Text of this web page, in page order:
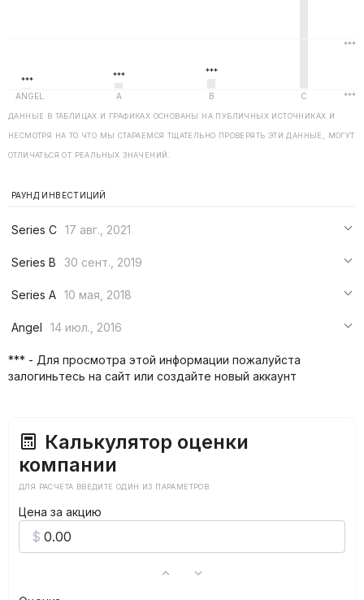
ДАННЫЕ В ТАБЛИЦАХ И ГРАФИКАХ ОСНОВАНЫ НА ПУБЛИЧНЫХ ИСТОЧНИКАХ И
НЕСМОТРЯ НА ТО ЧТО МЫ СТАРАЕМСЯ ТЩАТЕЛЬНО ПРОВЕРЯТЬ ЭТИ ДАННЫЕ, МОГУТ
ОТЛИЧАТЬСЯ ОТ РЕАЛЬНЫХ ЗНАЧЕНИЙ.
РАУНД ИНВЕСТИЦИЙ
Series C 17 авг., 2021
***
Series B
30 сент., 2019
***
Series A 10 мая, 2018
***
Angel
14 июл., 2016
*** - Для просмотра этой информации пожалуйста
залогиньтесь на сайт или создайте новый аккаунт
Калькулятор оценки
компании
ДЛЯ РАСЧЕТА ВВЕДИТЕ ОДИН ИЗ ПАРАМЕТРОВ
Цена за акцию